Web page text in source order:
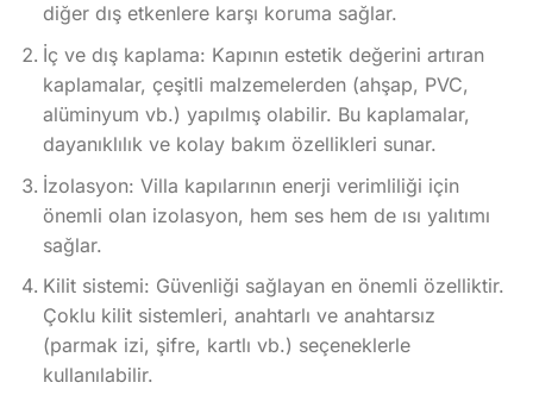
diğer dış etkenlere karşı koruma sağlar.
İç ve dış kaplama: Kapının estetik değerini artıran
kaplamalar, çeşitli malzemelerden (ahşap, PVC,
alüminyum vb.) yapılmış olabilir. Bu kaplamalar,
dayanıklılık ve kolay bakım özellikleri sunar.
İzolasyon: Villa kapılarının enerji verimliliği için
önemli olan izolasyon, hem ses hem de ısı yalıtımı
sağlar.
Kilit sistemi: Güvenliği sağlayan en önemli özelliktir.
Çoklu kilit sistemleri, anahtarlı ve anahtarsız
(parmak izi, şifre, kartlı vb.) seçeneklerle
kullanılabilir.